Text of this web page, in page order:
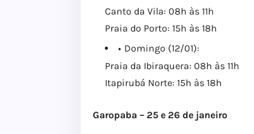
Canto da Vila: 08h às 11h
Praia do Porto: 15h às 18h
Domingo (12/01):
Praia da Ibiraquera: 08h às 11h
Itapirubá Norte: 15h às 18h
Garopaba – 25 e 26 de janeiro